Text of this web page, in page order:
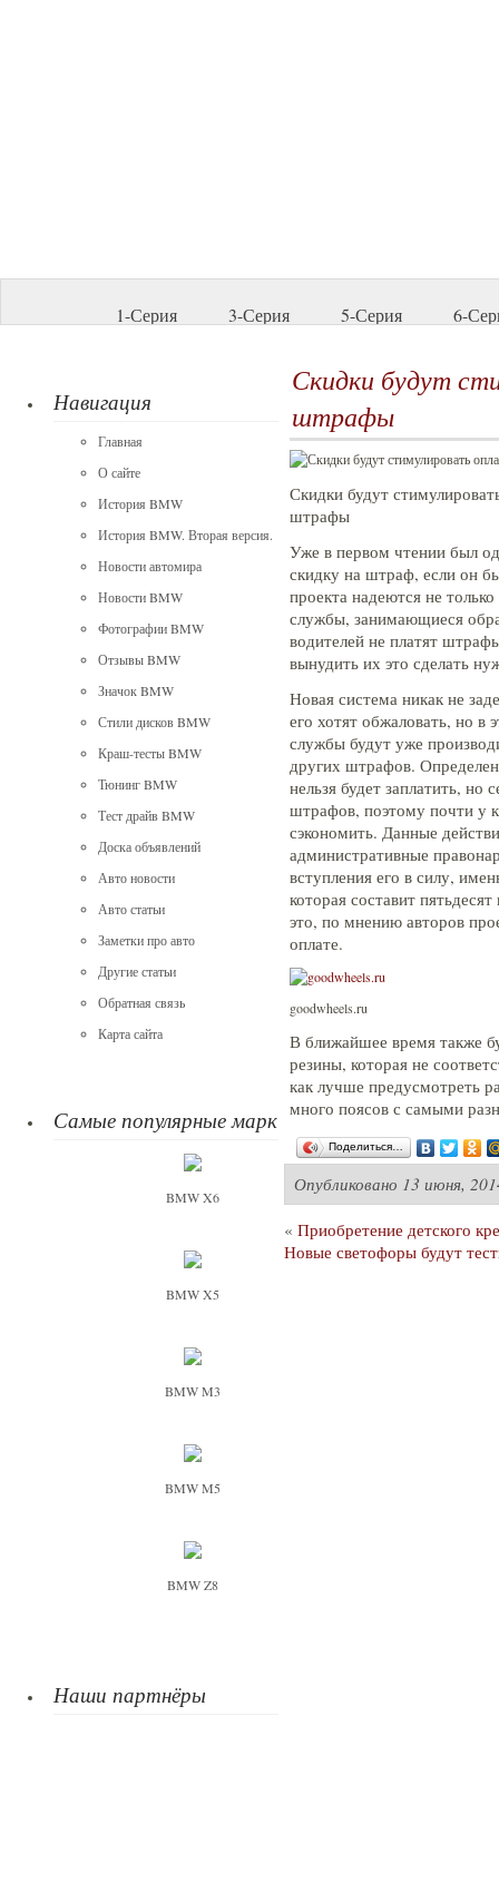
1-Серия 3-Серия 5-Серия 6-
Навигация
Главная
О сайте
История BMW
История BMW. Вторая версия.
Новости автомира
Новости BMW
Фотографии BMW
Отзывы BMW
Значок BMW
Стили дисков BMW
Краш-тесты BMW
Тюнинг BMW
Тест драйв BMW
Доска объявлений
Авто новости
Авто статьи
Заметки про авто
Другие статьи
Обратная связь
Карта сайта
Самые популярные марки
BMW X6
BMW X5
BMW M3
BMW M5
BMW Z8
Наши партнёры
Скидки будут
штрафы
Скидки будут
штрафы
Уже в первом чтении был
скидку на штраф, если он
проекта надеются не
службы, занимающиеся
водителей не платят
вынудить их это сделать
Новая система никак не
его хотят обжаловать, но в
службы будут уже
других штрафов.
нельзя будет заплатить, но
штрафов, поэтому почти у
сэкономить. Данные
административные
вступления его в силу,
которая составит
это, по мнению авторов
оплате.
goodwheels.ru
В ближайшее время также
резины, которая не
как лучше предусмотреть
много поясов с самыми
Поделиться…
Опубликовано 13 июня,
« Приобретение детского
Новые светофоры будут